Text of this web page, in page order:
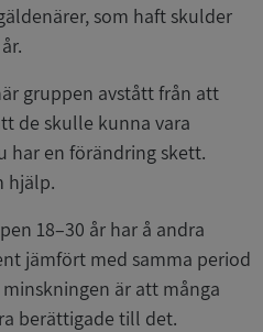
som haft skulder
gruppen avstått från att
de skulle kunna vara
har en förändring skett.
hjälp.
18–30 år har å andra
jämfört med samma period
är att många
berättigade till det.